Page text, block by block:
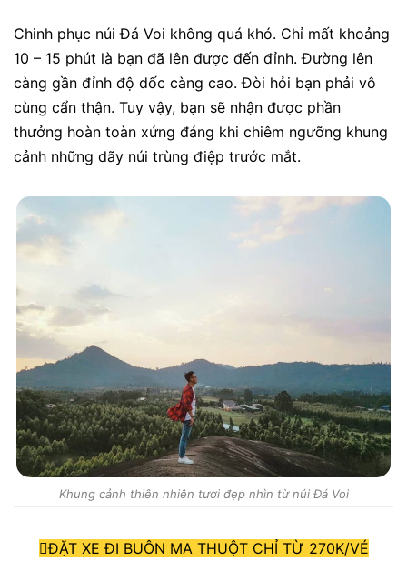
Chinh phục núi Đá Voi không quá khó. Chỉ mất khoảng
10 – 15 phút là bạn đã lên được đến đỉnh. Đường lên
càng gần đỉnh độ dốc càng cao. Đòi hỏi bạn phải vô
cùng cẩn thận. Tuy vậy, bạn sẽ nhận được phần
thưởng hoàn toàn xứng đáng khi chiêm ngưỡng khung
cảnh những dãy núi trùng điệp trước mắt.
Khung cảnh thiên nhiên tươi đẹp nhìn từ núi Đá Voi
ĐẶT XE ĐI BUÔN MA THUỘT CHỈ TỪ 270K/VÉ